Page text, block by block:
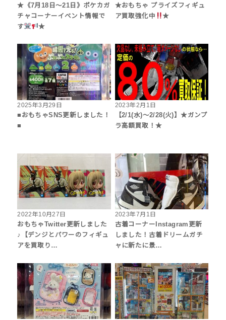
★《7月18日～21日》ポケカガ
チャコーナーイベント情報で
す
★
★おもちゃ プライズフィギュ
ア買取強化中
★
2025年3月29日
■おもちゃSNS更新しました！
■
2023年2月1日
【2/1(水)～2/28(火)】★ガンプ
ラ高額買取！★
2022年10月27日
おもちゃTwitter更新しました
♪【デンジとパワーのフィギュ
アを買取り…
2023年7月1日
古着コーナーInstagram更新
しました！古着ドリームガチ
ャに新たに景…